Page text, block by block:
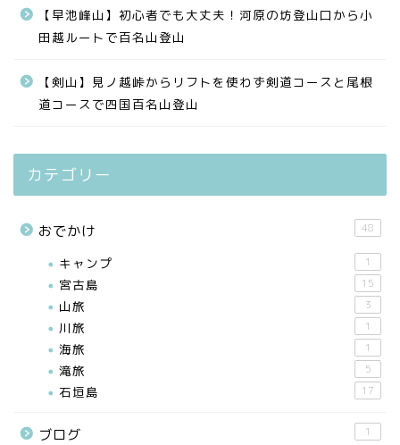
【早池峰山】初心者でも大丈夫！河原の坊登山口から小
田越ルートで百名山登山
【剣山】見ノ越峠からリフトを使わず剣道コースと尾根
道コースで四国百名山登山
カテゴリー
おでかけ 48
キャンプ 1
宮古島 15
山旅 3
川旅 1
海旅 1
滝旅 5
石垣島 17
ブログ 1